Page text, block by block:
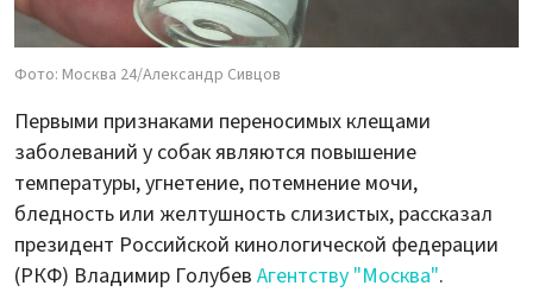
Фото: Москва 24/Александр Сивцов
Первыми признаками переносимых клещами
заболеваний у собак являются повышение
температуры, угнетение, потемнение мочи,
бледность или желтушность слизистых, рассказал
президент Российской кинологической федерации
(РКФ) Владимир Голубев Агентству "Москва".